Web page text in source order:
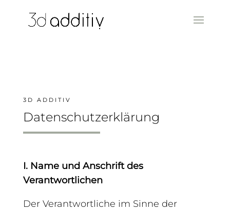
3D ADDITIV
Datenschutzerklärung
I. Name und Anschrift des
Verantwortlichen
Der Verantwortliche im Sinne der